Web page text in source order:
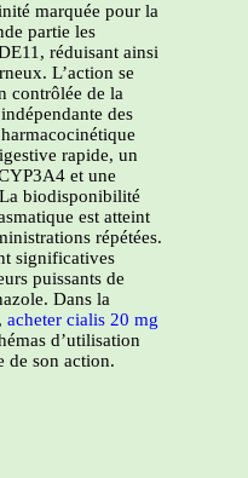
marquée pour la
partie les
réduisant ainsi
L’action se
contrôlée de la
des
rapide, un
et une
biodisponibilité
est atteint
répétées.
significatives
puissants de
Dans la
acheter cialis 20 mg
d’utilisation
de son action.